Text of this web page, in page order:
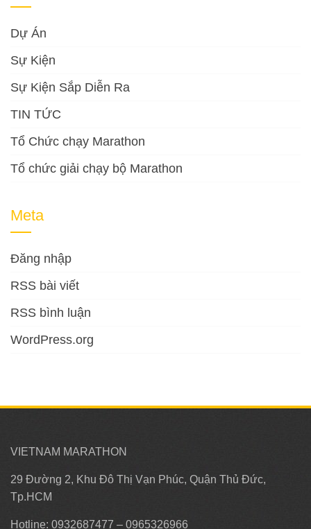
Dự Án
Sự Kiện
Sự Kiện Sắp Diễn Ra
TIN TỨC
Tổ Chức chạy Marathon
Tổ chức giải chạy bộ Marathon
Meta
Đăng nhập
RSS bài viết
RSS bình luận
WordPress.org
VIETNAM MARATHON
29 Đường 2, Khu Đô Thị Vạn Phúc, Quận Thủ Đức,
Tp.HCM
Hotline: 0932687477 – 0965326966